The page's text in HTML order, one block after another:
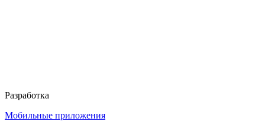
Разработка
Мобильные приложения